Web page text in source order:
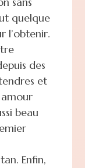
quelque
l’obtenir.
des
et
beau
Enfin,